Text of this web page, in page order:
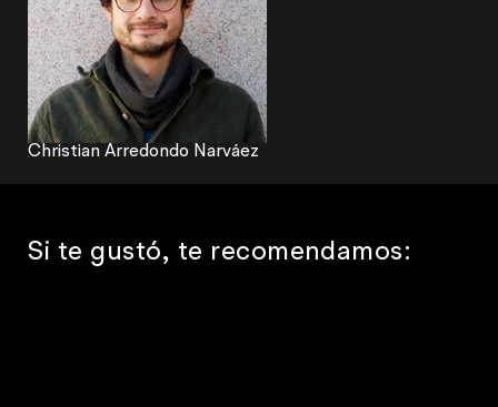
Christian Arredondo Narváez
Si te gustó, te recomendamos: